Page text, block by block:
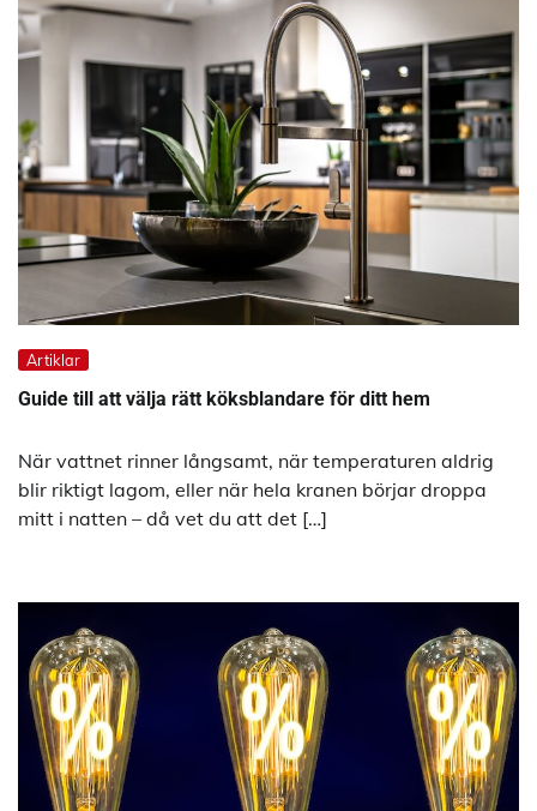
Artiklar
Guide till att välja rätt köksblandare för ditt hem
När vattnet rinner långsamt, när temperaturen aldrig
blir riktigt lagom, eller när hela kranen börjar droppa
mitt i natten – då vet du att det […]